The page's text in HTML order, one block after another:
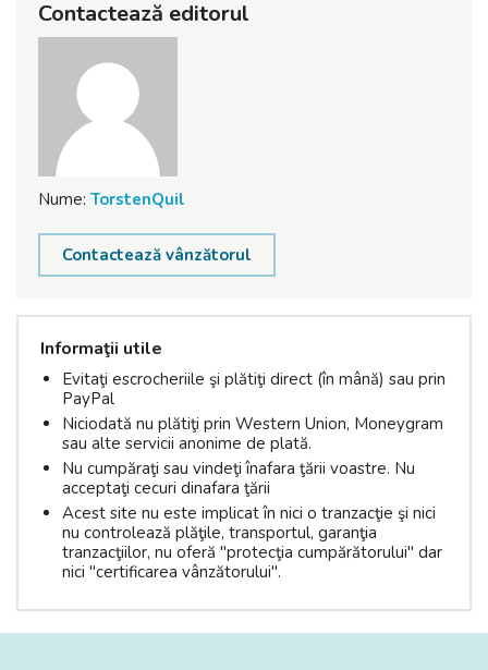
Contactează editorul
Nume: TorstenQuil
Contactează vânzătorul
Informaţii utile
Evitaţi escrocheriile şi plătiţi direct (în mână) sau prin
PayPal
Niciodată nu plătiţi prin Western Union, Moneygram
sau alte servicii anonime de plată.
Nu cumpăraţi sau vindeţi înafara ţării voastre. Nu
acceptaţi cecuri dinafara ţării
Acest site nu este implicat în nici o tranzacţie şi nici
nu controlează plăţile, transportul, garanţia
tranzacţiilor, nu oferă "protecţia cumpărătorului" dar
nici "certificarea vânzătorului".